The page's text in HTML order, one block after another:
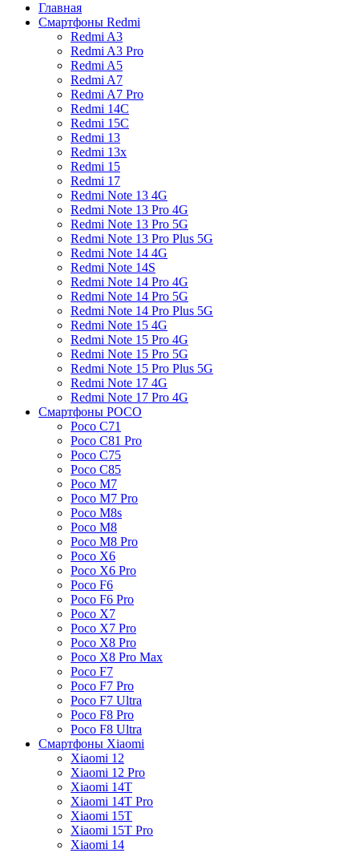
Главная
Смартфоны Redmi
Redmi A3
Redmi A3 Pro
Redmi A5
Redmi A7
Redmi A7 Pro
Redmi 14C
Redmi 15C
Redmi 13
Redmi 13x
Redmi 15
Redmi 17
Redmi Note 13 4G
Redmi Note 13 Pro 4G
Redmi Note 13 Pro 5G
Redmi Note 13 Pro Plus 5G
Redmi Note 14 4G
Redmi Note 14S
Redmi Note 14 Pro 4G
Redmi Note 14 Pro 5G
Redmi Note 14 Pro Plus 5G
Redmi Note 15 4G
Redmi Note 15 Pro 4G
Redmi Note 15 Pro 5G
Redmi Note 15 Pro Plus 5G
Redmi Note 17 4G
Redmi Note 17 Pro 4G
Смартфоны POCO
Poco C71
Poco C81 Pro
Poco C75
Poco C85
Poco M7
Poco M7 Pro
Poco M8s
Poco M8
Poco M8 Pro
Poco X6
Poco X6 Pro
Poco F6
Poco F6 Pro
Poco X7
Poco X7 Pro
Poco X8 Pro
Poco X8 Pro Max
Poco F7
Poco F7 Pro
Poco F7 Ultra
Poco F8 Pro
Poco F8 Ultra
Смартфоны Xiaomi
Xiaomi 12
Xiaomi 12 Pro
Xiaomi 14T
Xiaomi 14T Pro
Xiaomi 15T
Xiaomi 15T Pro
Xiaomi 14